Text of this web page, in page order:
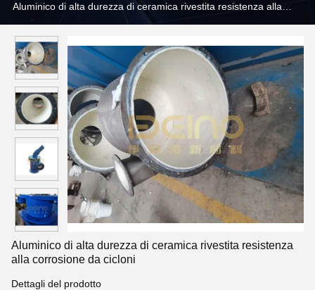
Aluminico di alta durezza di ceramica rivestita resistenza alla
Aluminico di alta durezza di ceramica rivestita resistenza
alla corrosione da cicloni
Dettagli del prodotto